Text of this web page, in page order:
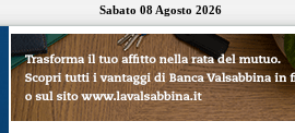
Sabato 08 Agosto 2026